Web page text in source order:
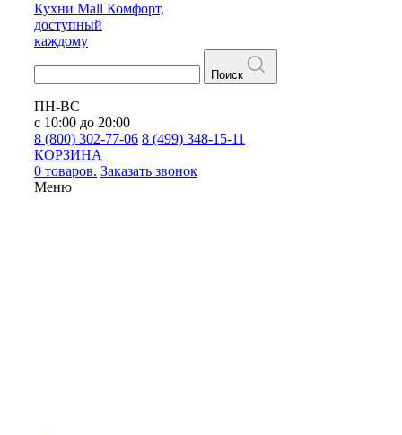
Кухни Mall Комфорт,
доступный
каждому
Поиск
ПН-ВС
с 10:00 до 20:00
8 (800) 302-77-06 8 (499) 348-15-11
КОРЗИНА
0 товаров. Заказать звонок
Меню